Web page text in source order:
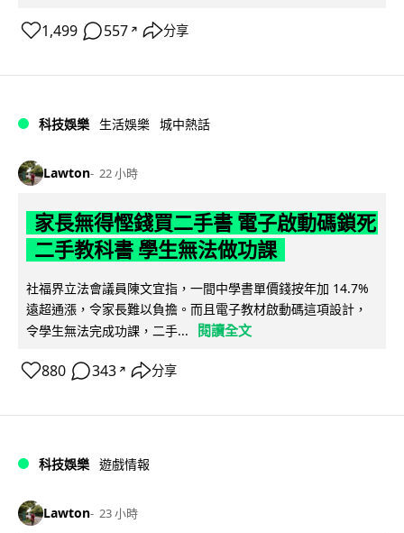
1,499 557 ↗ 分享
科技娛樂 生活娛樂 城中熱話
Lawton 22 小時
家長無得慳錢買二手書 電子啟動碼鎖死
二手教科書 學生無法做功課
社福界立法會議員陳文宜指，一間中學書單價錢按年加 14.7%
遠超通漲，令家長難以負擔。而且電子教材啟動碼這項設計，
令學生無法完成功課，二手...
閱讀全文
880 343 ↗ 分享
科技娛樂 遊戲情報
Lawton 23 小時